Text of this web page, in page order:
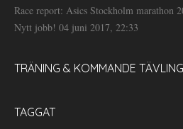
Race report: Asics Stockholm marathon
Nytt jobb! 04 juni 2017, 22:33
TRÄNING & KOMMANDE
TAGGAT